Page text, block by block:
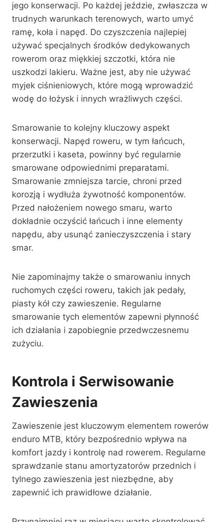
jego konserwacji. Po każdej jeździe, zwłaszcza w
trudnych warunkach terenowych, warto umyć
ramę, koła i napęd. Do czyszczenia najlepiej
używać specjalnych środków dedykowanych
rowerom oraz miękkiej szczotki, która nie
uszkodzi lakieru. Ważne jest, aby nie używać
myjek ciśnieniowych, które mogą wprowadzić
wodę do łożysk i innych wrażliwych części.
Smarowanie to kolejny kluczowy aspekt
konserwacji. Napęd roweru, w tym łańcuch,
przerzutki i kaseta, powinny być regularnie
smarowane odpowiednimi preparatami.
Smarowanie zmniejsza tarcie, chroni przed
korozją i wydłuża żywotność komponentów.
Przed nałożeniem nowego smaru, warto
dokładnie oczyścić łańcuch i inne elementy
napędu, aby usunąć zanieczyszczenia i stary
smar.
Nie zapominajmy także o smarowaniu innych
ruchomych części roweru, takich jak pedały,
piasty kół czy zawieszenie. Regularne
smarowanie tych elementów zapewni płynność
ich działania i zapobiegnie przedwczesnemu
zużyciu.
Kontrola i Serwisowanie
Zawieszenia
Zawieszenie jest kluczowym elementem rowerów
enduro MTB, który bezpośrednio wpływa na
komfort jazdy i kontrolę nad rowerem. Regularne
sprawdzanie stanu amortyzatorów przednich i
tylnego zawieszenia jest niezbędne, aby
zapewnić ich prawidłowe działanie.